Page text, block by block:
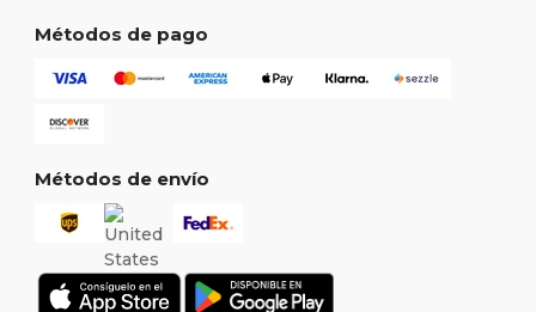
Métodos de pago
Métodos de envío